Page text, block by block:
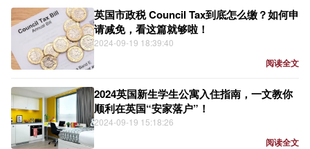
英国市政税 Council Tax到底怎么缴？如何申
请减免，看这篇就够啦！
2024-09-19 18:39:40
阅读全文
2024英国新生学生公寓入住指南，一文教你
顺利在英国“安家落户”！
2024-09-19 15:18:26
阅读全文